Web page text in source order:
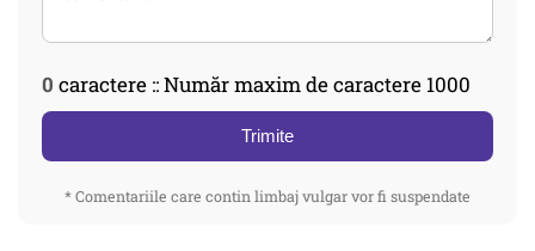
0 caractere :: Număr maxim de caractere 1000
Trimite
* Comentariile care contin limbaj vulgar vor fi suspendate